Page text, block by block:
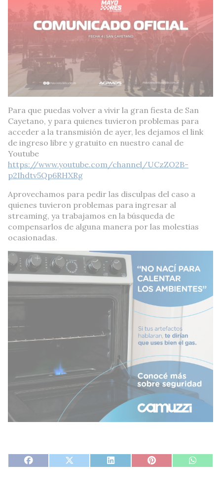
Para que puedas volver a vivir la gran fiesta de San
Cayetano, y para quienes tuvieron problemas para
acceder a la transmisión de ayer, les dejamos el link
de ingreso libre y gratuito en nuestro canal de
Youtube
https://www.youtube.com/channel/UCzZO2B-
p2Ihdtv5Qp6RHXRg
Aprovechamos para pedir las disculpas del caso a
quienes tuvieron problemas para ingresar al
streaming, ya trabajamos en la búsqueda de
compensarlos de alguna manera por las molestias
ocasionadas.